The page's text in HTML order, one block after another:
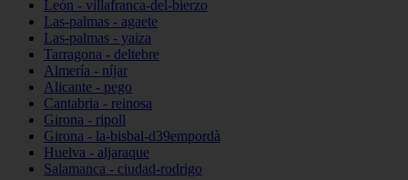
León - villafranca-del-bierzo
Las-palmas - agaete
Las-palmas - yaiza
Tarragona - deltebre
Almería - níjar
Alicante - pego
Cantabria - reinosa
Girona - ripoll
Girona - la-bisbal-d39empordà
Huelva - aljaraque
Salamanca - ciudad-rodrigo